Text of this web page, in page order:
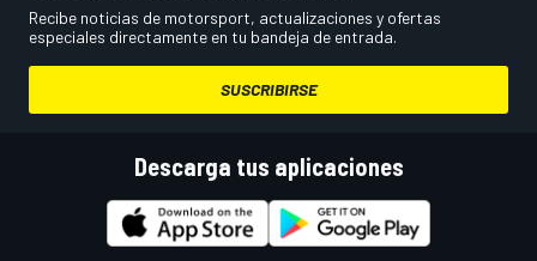
Recibe noticias de motorsport, actualizaciones y ofertas
especiales directamente en tu bandeja de entrada.
SUSCRIBIRSE
Descarga tus aplicaciones